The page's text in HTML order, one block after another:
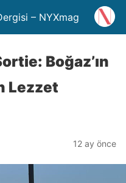
– NYXmag
Boğaz’ın
Lezzet
12 ay önce